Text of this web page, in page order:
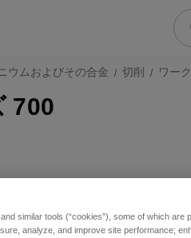
検
索
ウムおよびその合金 切削 ワー
700
similar tools (“cookies”), some of which are
analyze, and improve site performance;